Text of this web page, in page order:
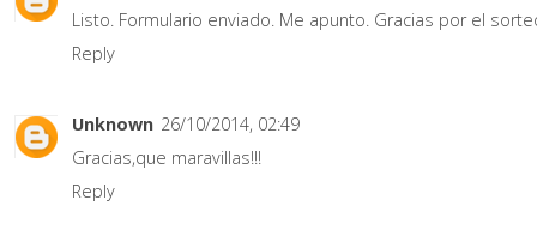
Listo. Formulario enviado. Me apunto. Gracias por el
Reply
Unknown 26/10/2014, 02:49
Gracias,que maravillas!!!
Reply